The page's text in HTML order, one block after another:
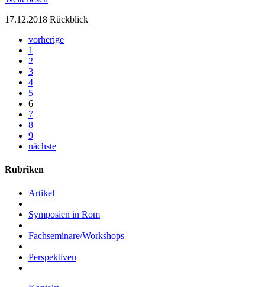
17.12.2018 Rückblick
vorherige
1
2
3
4
5
6
7
8
9
nächste
Rubriken
Artikel
Symposien in Rom
Fachseminare/Workshops
Perspektiven